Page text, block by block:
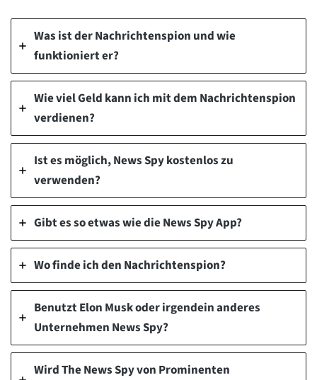
Was ist der Nachrichtenspion und wie
funktioniert er?
Wie viel Geld kann ich mit dem Nachrichtenspion
verdienen?
Ist es möglich, News Spy kostenlos zu
verwenden?
Gibt es so etwas wie die News Spy App?
Wo finde ich den Nachrichtenspion?
Benutzt Elon Musk oder irgendein anderes
Unternehmen News Spy?
Wird The News Spy von Prominenten